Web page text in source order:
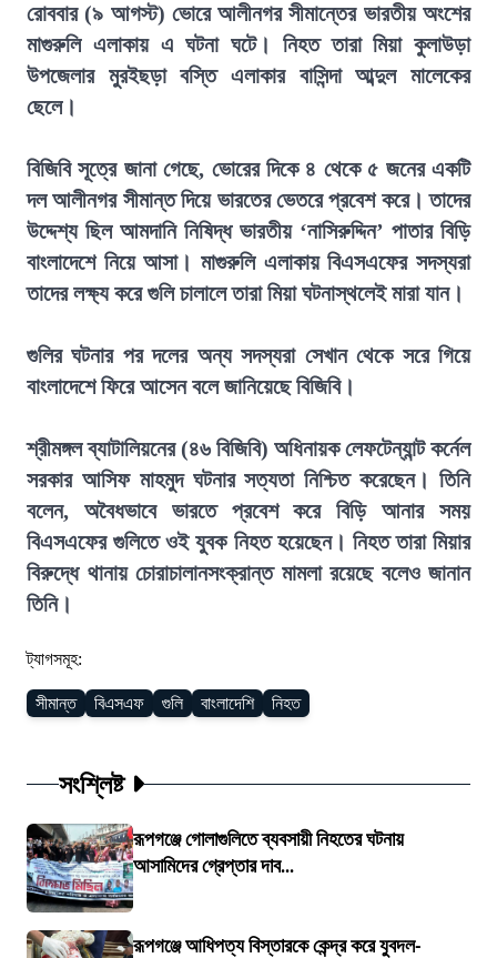
রোববার (৯ আগস্ট) ভোরে আলীনগর সীমান্তের ভারতীয় অংশের
মাগুরুলি এলাকায় এ ঘটনা ঘটে। নিহত তারা মিয়া কুলাউড়া
উপজেলার মুরইছড়া বস্তি এলাকার বাসিন্দা আব্দুল মালেকের
ছেলে।
বিজিবি সূত্রে জানা গেছে, ভোরের দিকে ৪ থেকে ৫ জনের একটি
দল আলীনগর সীমান্ত দিয়ে ভারতের ভেতরে প্রবেশ করে। তাদের
উদ্দেশ্য ছিল আমদানি নিষিদ্ধ ভারতীয় ‘নাসিরুদ্দিন’ পাতার বিড়ি
বাংলাদেশে নিয়ে আসা। মাগুরুলি এলাকায় বিএসএফের সদস্যরা
তাদের লক্ষ্য করে গুলি চালালে তারা মিয়া ঘটনাস্থলেই মারা যান।
গুলির ঘটনার পর দলের অন্য সদস্যরা সেখান থেকে সরে গিয়ে
বাংলাদেশে ফিরে আসেন বলে জানিয়েছে বিজিবি।
শ্রীমঙ্গল ব্যাটালিয়নের (৪৬ বিজিবি) অধিনায়ক লেফটেন্যান্ট কর্নেল
সরকার আসিফ মাহমুদ ঘটনার সত্যতা নিশ্চিত করেছেন। তিনি
বলেন, অবৈধভাবে ভারতে প্রবেশ করে বিড়ি আনার সময়
বিএসএফের গুলিতে ওই যুবক নিহত হয়েছেন। নিহত তারা মিয়ার
বিরুদ্ধে থানায় চোরাচালানসংক্রান্ত মামলা রয়েছে বলেও জানান
তিনি।
ট্যাগসমূহ:
সীমান্ত বিএসএফ গুলি বাংলাদেশি নিহত
সংশ্লিষ্ট
রূপগঞ্জে গোলাগুলিতে ব্যবসায়ী নিহতের ঘটনায়
আসামিদের গ্রেপ্তার দাব...
রূপগঞ্জে আধিপত্য বিস্তারকে কেন্দ্র করে যুবদল-